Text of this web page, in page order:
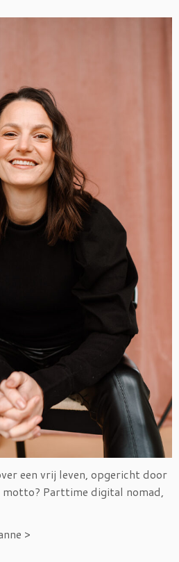
een vrij leven, opgericht door
motto? Parttime digital nomad,
>